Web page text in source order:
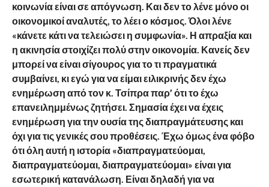
κοινωνία είναι σε απόγνωση. Και δεν το λένε μόνο οι
οικονομικοί αναλυτές, το λέει ο κόσμος. Όλοι λένε
«κάνετε κάτι να τελειώσει η συμφωνία». Η απραξία και
η ακινησία στοιχίζει πολύ στην οικονομία. Κανείς δεν
μπορεί να είναι σίγουρος για το τι πραγματικά
συμβαίνει, κι εγώ για να είμαι ειλικρινής δεν έχω
ενημέρωση από τον κ. Τσίπρα παρ’ ότι το έχω
επανειλημμένως ζητήσει. Σημασία έχει να έχεις
ενημέρωση για την ουσία της διαπραγμάτευσης και
όχι για τις γενικές σου προθέσεις. Έχω όμως ένα φόβο
ότι όλη αυτή η ιστορία «διαπραγματεύομαι,
διαπραγματεύομαι, διαπραγματεύομαι» είναι για
εσωτερική κατανάλωση. Είναι δηλαδή για να